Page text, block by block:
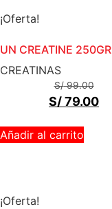
¡Oferta!
UN CREATINE 250GR
CREATINAS
S/99.00
S/79.00
Añadir al carrito
¡Oferta!